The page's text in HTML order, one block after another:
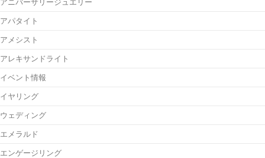
アニバーサリージュエリー
アパタイト
アメシスト
アレキサンドライト
イベント情報
イヤリング
ウェディング
エメラルド
エンゲージリング